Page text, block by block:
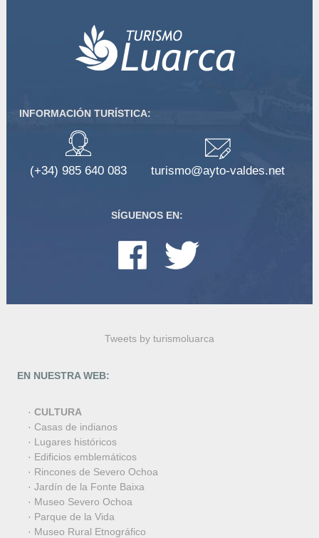
INFORMACIÓN TURÍSTICA:
(+34) 985 640 083 turismo@ayto-valdes.net
SÍGUENOS EN:
Tweets by turismoluarca
EN NUESTRA WEB:
· CULTURA
· Casas de indianos
· Lugares históricos
· Edificios emblemáticos
· Rincones de Severo Ochoa
· Jardín de la Fonte Baixa
· Museo Severo Ochoa
· Parque de la Vida
· Museo Rural Etnográfico